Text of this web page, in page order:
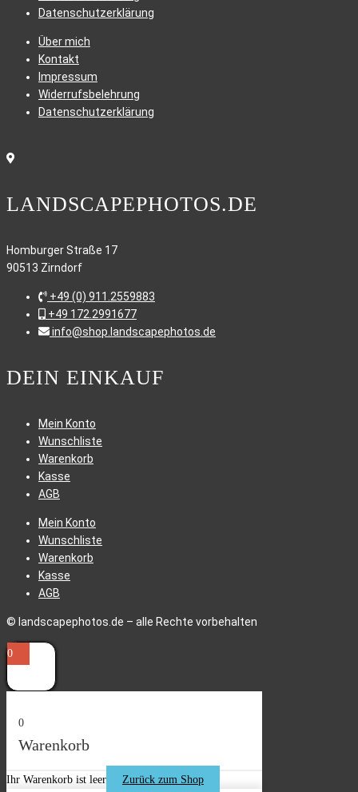
Datenschutzerklärung
Über mich
Kontakt
Impressum
Widerrufsbelehrung
Datenschutzerklärung
LANDSCAPEPHOTOS.DE
Homburger Straße 17
90513 Zirndorf
+49 (0) 911.2559883
+49 172.2991677
info@shop.landscapephotos.de
DEIN EINKAUF
Mein Konto
Wunschliste
Warenkorb
Kasse
AGB
Mein Konto
Wunschliste
Warenkorb
Kasse
AGB
© landscapephotos.de – alle Rechte vorbehalten
0
0
Warenkorb
Ihr Warenkorb ist leer Zurück zum Shop